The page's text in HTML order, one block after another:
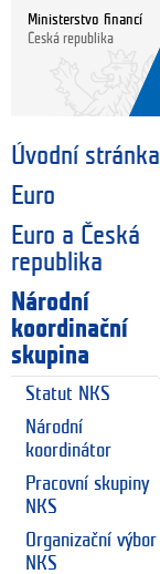
Ministerstvo financí
Česká republika
Úvodní stránka
Euro
Euro a Česká
republika
Národní
koordinační
skupina
Statut NKS
Národní
koordinátor
Pracovní skupiny
NKS
Organizační výbor
NKS